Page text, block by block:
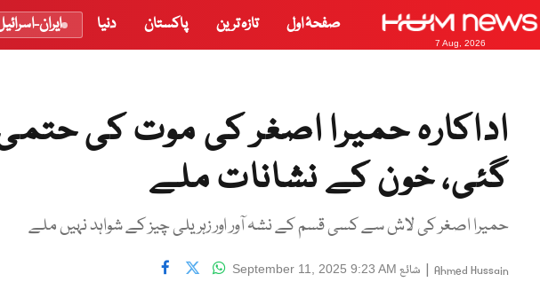
7 Aug, 2026
صفحۂ اول تازہ ترین پاکستان دنیا ایران-
اداکارہ حمیرا اصغر کی موت کی
گئی، خون کے نشانات ملے
حمیرا اصغر کی لاش سے کسی قسم کے نشہ آور اور زہریلی چیز کے شواہد نہیں ملے
Ahmed Hussain
| شائع September 11, 2025 9:23 AM